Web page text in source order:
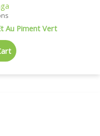
Au Piment Vert